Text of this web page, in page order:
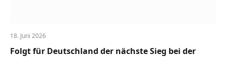
18. Juni 2026
Folgt für Deutschland der nächste Sieg bei der